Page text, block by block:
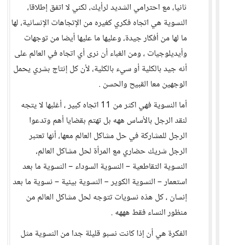
ثانيا، مع احترامي الشديد لرأيك، لكني لا اتفق إطلاقا،
النسوية هي اتجاه فكري كغيره من الإتجاهات الإنسانية، لها
ما لها من أفكار جيدة، وعليها ما عليها أيضا من توجهات
وأيديلوجيات ، ومن الغباء أن نرى أي اتجاه في العالم على
أنه جيد بالكلية أو سيء بالكلية، لأن كل إنتاج بشري يحمل
الوجهين معا القبيح والحسن .
أما النسوية فهي اكثر من 11 اتجاه كبير ، أغلبها لا يتجه
لنقد الرجل بالأساس ههه بل تهتم بقضايا أهم وتدعوا
الرجل للمشاركة في حل مشاكل العالم معها، أنها تعتبر
الرجل شريك حضاري مع المرأة لحل مشاكل العالم،
النسوية التقاطعية – النسوية السوداء – النسوية ما بعد
استعمار – النسوية الكوير – النسوية بيئية – نسوية ما بعد
إنسان ، كل هذه نسويات تتوجه لحل مشاكل العالم من
منظور النساء فقط هههه .
الفكرة هي أن إذا كانت نسبو قليلة جدا من النسوية مثل